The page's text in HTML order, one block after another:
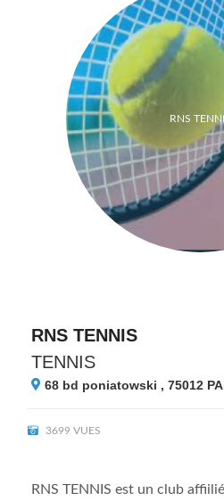
RNS
RNS TENNIS
TENNIS
68 bd poniatowski , 75012
3699 VUES
RNS TENNIS est un club